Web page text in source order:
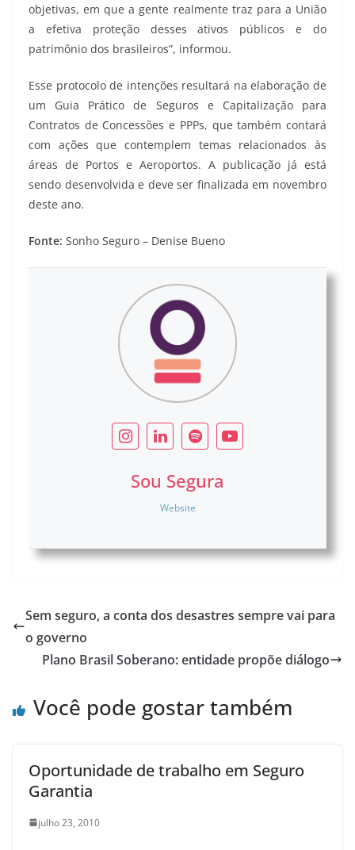
objetivas, em que a gente realmente traz para a União
a efetiva proteção desses ativos públicos e do
patrimônio dos brasileiros”, informou.
Esse protocolo de intenções resultará na elaboração de
um Guia Prático de Seguros e Capitalização para
Contratos de Concessões e PPPs, que também contará
com ações que contemplem temas relacionados às
áreas de Portos e Aeroportos. A publicação já está
sendo desenvolvida e deve ser finalizada em novembro
deste ano.
Fonte: Sonho Seguro – Denise Bueno
Sou Segura
Website
Sem seguro, a conta dos desastres sempre vai para
o governo
Plano Brasil Soberano: entidade propõe diálogo
Você pode gostar também
Oportunidade de trabalho em Seguro
Garantia
julho 23, 2010